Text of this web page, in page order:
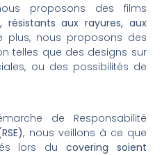
proposons des films
aux rayures, aux
plus, nous proposons des
telles que des designs sur
ou des possibilités de
de Responsabilité
, nous veillons à ce que
lors du covering soient